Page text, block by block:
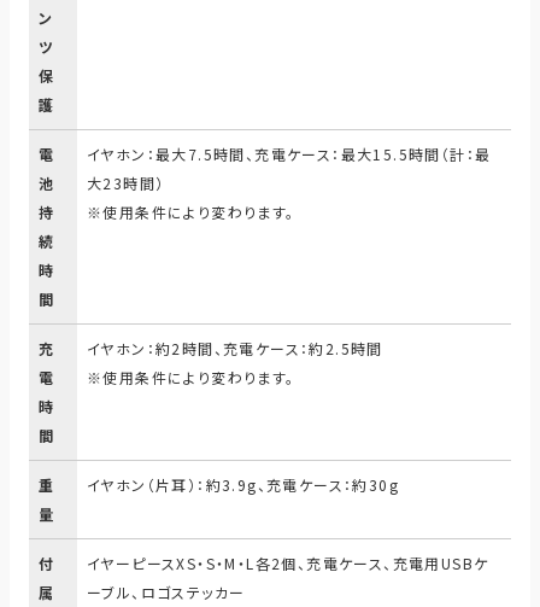
ン
ツ
保
護
電
池
持
続
時
間
イヤホン：最大7.5時間、充電ケース：最大15.5時間（計：最
大23時間）
※使用条件により変わります。
充
電
時
間
イヤホン：約2時間、充電ケース：約2.5時間
※使用条件により変わります。
重
量
イヤホン（片耳）：約3.9g、充電ケース：約30g
付
属
イヤーピースXS・S・M・L各2個、充電ケース、充電用USBケ
ーブル、ロゴステッカー